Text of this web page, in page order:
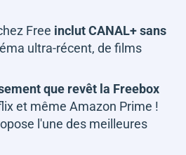
Free inclut CANAL+ sans
ultra-récent, de films
que revêt la Freebox
et même Amazon Prime !
l'une des meilleures